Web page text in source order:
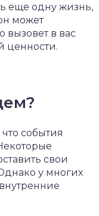
еще одну жизнь,
может
вызовет в вас
ценности.
события
свои
у многих